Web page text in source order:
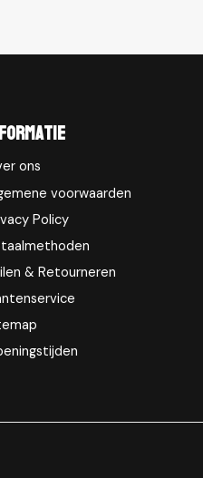
ons
voorwaarden
Policy
& Retourneren